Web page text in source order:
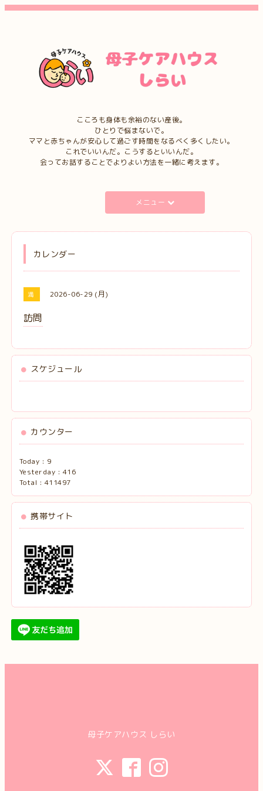
こころも身体も余裕のない産後。
ひとりで悩まないで。
ママと赤ちゃんが安心して過ごす時間をなるべく多くしたい。
これでいいんだ。こうするといいんだ。
会ってお話することでよりよい方法を一緒に考えます。
メニュー
カレンダー
満 2026-06-29 (月)
訪問
スケジュール
カウンター
Today : 9
Yesterday : 416
Total : 411497
携帯サイト
母子ケアハウス しらい